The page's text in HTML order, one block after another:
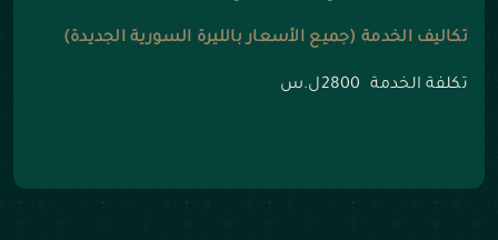
تكاليف الخدمة (جميع الأسعار بالليرة السورية الجديدة)
تكلفة الخدمة 2800ل.س